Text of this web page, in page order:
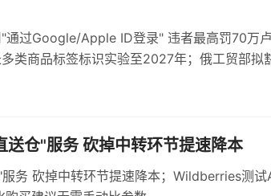
通过Google/Apple ID登录" 违者最高罚70万
类商品标签标识实验至2027年；俄工贸部拟
仓"服务 砍掉中转环节提速降本
务 砍掉中转环节提速降本；Wildberries测试